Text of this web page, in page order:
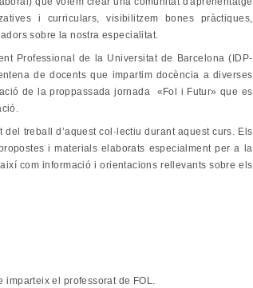
i curriculars, visibilitzem bones pràctiques,
sobre la nostra especialitat.
Professional de la Universitat de Barcelona (IDP-
de docents que impartim docència a diverses
de la proppassada jornada «Fol i Futur» que es
treball d’aquest col·lectiu durant aquest curs. Els
i materials elaborats especialment per a la
com informació i orientacions rellevants sobre els
imparteix el professorat de FOL.